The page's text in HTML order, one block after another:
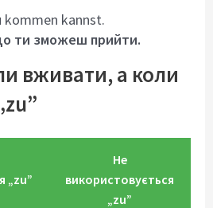
kommen kannst.
ти зможеш прийти.
вживати, а коли
„zu”
Не
використовується
„zu”